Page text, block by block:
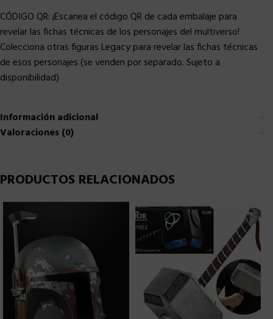
CÓDIGO QR: ¡Escanea el código QR de cada embalaje para
revelar las fichas técnicas de los personajes del multiverso!
Colecciona otras figuras Legacy para revelar las fichas técnicas
de esos personajes (se venden por separado. Sujeto a
disponibilidad)
Información adicional
Valoraciones (0)
PRODUCTOS RELACIONADOS